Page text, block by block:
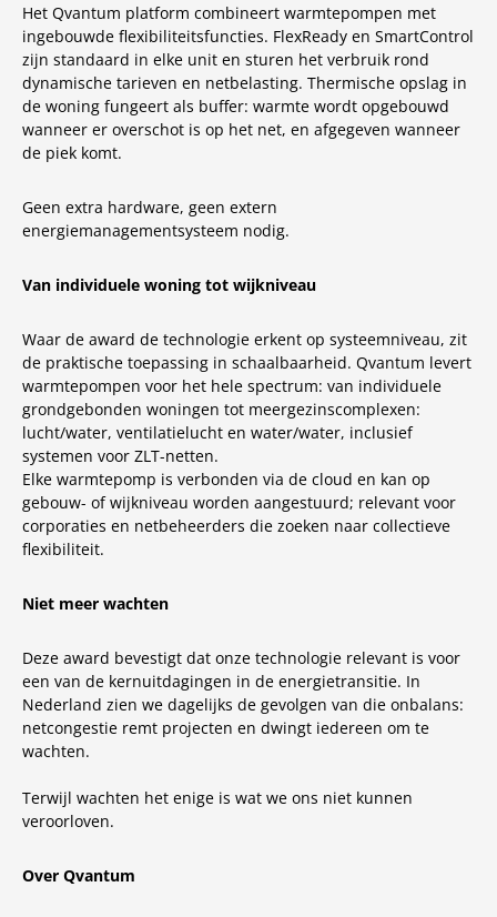
Het Qvantum platform combineert warmtepompen met
ingebouwde flexibiliteitsfuncties. FlexReady en SmartControl
zijn standaard in elke unit en sturen het verbruik rond
dynamische tarieven en netbelasting. Thermische opslag in
de woning fungeert als buffer: warmte wordt opgebouwd
wanneer er overschot is op het net, en afgegeven wanneer
de piek komt.
Geen extra hardware, geen extern
energiemanagementsysteem nodig.
Van individuele woning tot wijkniveau
Waar de award de technologie erkent op systeemniveau, zit
de praktische toepassing in schaalbaarheid. Qvantum levert
warmtepompen voor het hele spectrum: van individuele
grondgebonden woningen tot meergezinscomplexen:
lucht/water, ventilatielucht en water/water, inclusief
systemen voor ZLT-netten.
Elke warmtepomp is verbonden via de cloud en kan op
gebouw- of wijkniveau worden aangestuurd; relevant voor
corporaties en netbeheerders die zoeken naar collectieve
flexibiliteit.
Niet meer wachten
Deze award bevestigt dat onze technologie relevant is voor
een van de kernuitdagingen in de energietransitie. In
Nederland zien we dagelijks de gevolgen van die onbalans:
netcongestie remt projecten en dwingt iedereen om te
wachten.
Terwijl wachten het enige is wat we ons niet kunnen
veroorloven.
Over Qvantum